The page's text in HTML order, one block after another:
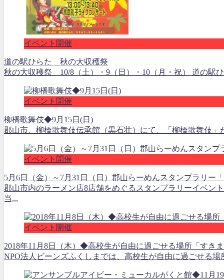
イベント開催
道の駅ひらた 秋の大収穫祭
秋の大収穫祭 10/8（土）・9（日）・10（月・祝） 道の駅
イベント開催
柳橋歌舞伎◆9月15日(日)
郡山市、柳橋歌舞伎伝承館（黒石壮）にて、「柳橋歌舞伎
イベント開催
5月6日（金）～7月31日（日）郡山らーめんスタンプラリー
郡山市内のラーメン店8店舗をめぐるスタンプラリーイベン
当...
イベント開催
2018年11月8日（木）◆高校生が自由に過ごせる場所「すき
NPO法人ビーンズふくしまでは、高校生が自由に過ごせる